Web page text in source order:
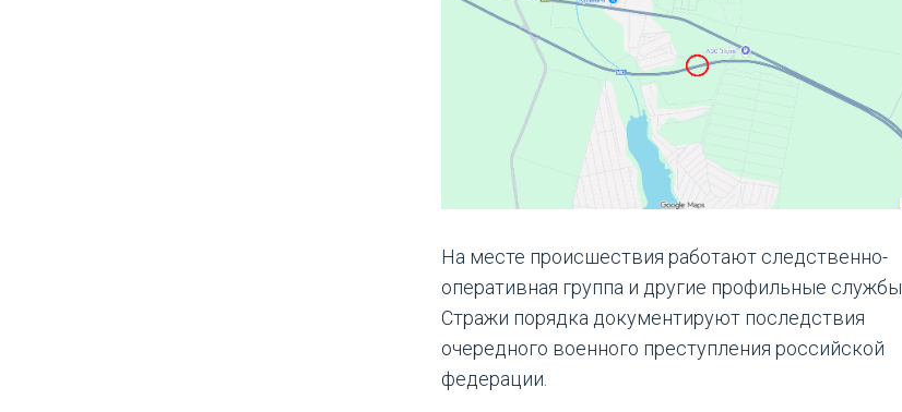
На месте происшествия работают следственно-
оперативная группа и другие профильные службы.
Стражи порядка документируют последствия
очередного военного преступления российской
федерации.